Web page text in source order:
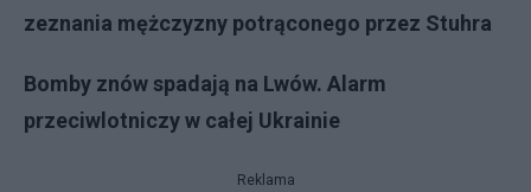
zeznania mężczyzny potrąconego przez Stuhra
Bomby znów spadają na Lwów. Alarm
przeciwlotniczy w całej Ukrainie
Reklama